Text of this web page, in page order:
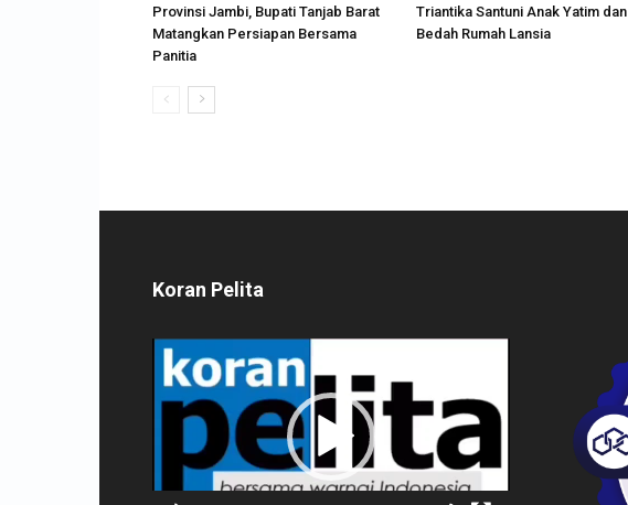
Provinsi Jambi, Bupati Tanjab Barat
Matangkan Persiapan Bersama
Panitia
Triantika Santuni Anak Yatim dan
Bedah Rumah Lansia
Koran Pelita
Pemutar
Video